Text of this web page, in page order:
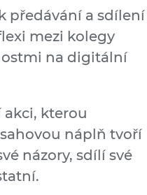
předávání a sdílení
mezi kolegy
na digitální
akci, kterou
náplň tvoří
názory, sdílí své